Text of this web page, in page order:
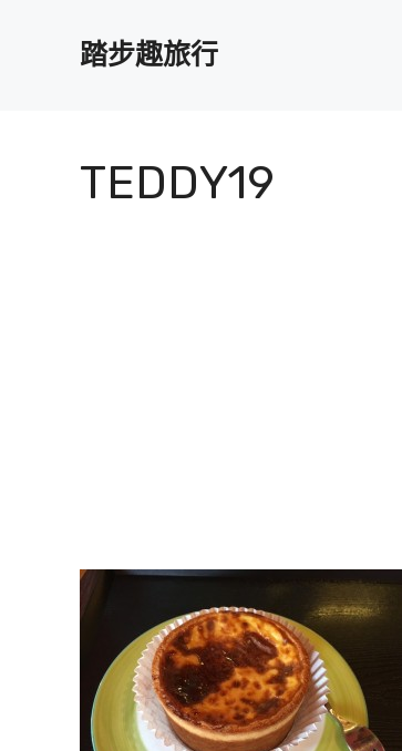
踏步趣旅行
TEDDY19